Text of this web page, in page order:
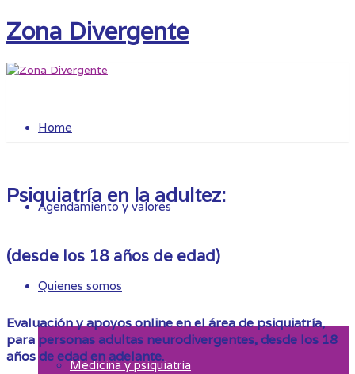
Zona Divergente
Home
Agendamiento y valores
Quienes somos
Medicina y psiquiatría
Psiquiatría en la adultez:
(desde los 18 años de edad)
Evaluación y apoyos online en el área de psiquiatría,
para personas adultas neurodivergentes, desde los 18
años de edad en adelante.